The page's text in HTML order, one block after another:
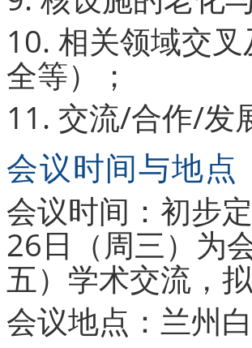
10. 相关领域交
全等）；
11. 交流/合作/发
会议时间与地点
会议时间：初步
26日（周三）为
五）学术交流，
会议地点：兰州